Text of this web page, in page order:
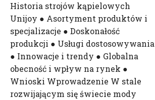
Historia strojów kąpielowych
Unijoy ● Asortyment produktów i
specjalizacje ● Doskonałość
produkcji ● Usługi dostosowywania
● Innowacje i trendy ● Globalna
obecność i wpływ na rynek ●
Wnioski Wprowadzenie W stale
rozwijającym się świecie mody